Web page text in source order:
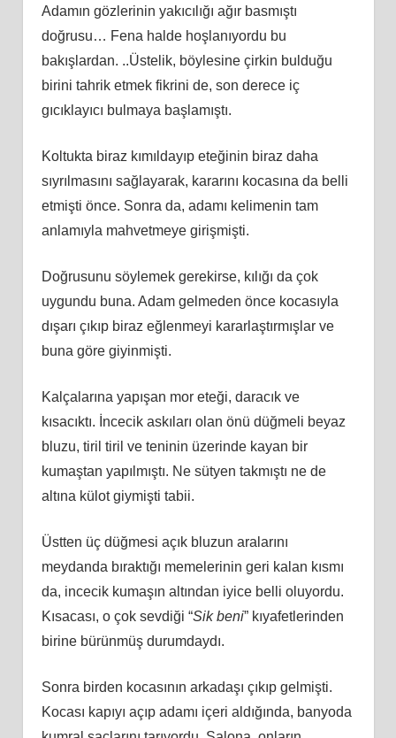
Adamın gözlerinin yakıcılığı ağır basmıştı
doğrusu… Fena halde hoşlanıyordu bu
bakışlardan. ..Üstelik, böylesine çirkin bulduğu
birini tahrik etmek fikrini de, son derece iç
gıcıklayıcı bulmaya başlamıştı.
Koltukta biraz kımıldayıp eteğinin biraz daha
sıyrılmasını sağlayarak, kararını kocasına da belli
etmişti önce. Sonra da, adamı kelimenin tam
anlamıyla mahvetmeye girişmişti.
Doğrusunu söylemek gerekirse, kılığı da çok
uygundu buna. Adam gelmeden önce kocasıyla
dışarı çıkıp biraz eğlenmeyi kararlaştırmışlar ve
buna göre giyinmişti.
Kalçalarına yapışan mor eteği, daracık ve
kısacıktı. İncecik askıları olan önü düğmeli beyaz
bluzu, tiril tiril ve teninin üzerinde kayan bir
kumaştan yapılmıştı. Ne sütyen takmıştı ne de
altına külot giymişti tabii.
Üstten üç düğmesi açık bluzun aralarını
meydanda bıraktığı memelerinin geri kalan kısmı
da, incecik kumaşın altından iyice belli oluyordu.
Kısacası, o çok sevdiği “Sik beni” kıyafetlerinden
birine bürünmüş durumdaydı.
Sonra birden kocasının arkadaşı çıkıp gelmişti.
Kocası kapıyı açıp adamı içeri aldığında, banyoda